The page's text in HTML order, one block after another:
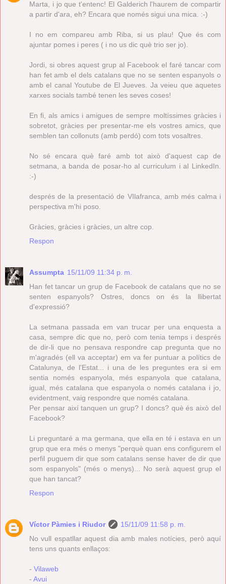
Marta, i jo que t'entenc! El Galderich l'haurem de compartir
a partir d'ara, eh? Encara que només sigui una mica. :-)
I no em compareu amb Riba, si us plau! Que és com
ajuntar pomes i peres ( i no us dic què trio ser jo).
Jordi, si obres aquest grup al Facebook el faré tancar com
han fet amb el dels catalans que no se senten espanyols o
amb el canal Youtube de El Jueves. Ja veieu que aquetes
xarxes socials també tenen les seves coses!
En fi, als amics i amigues de sempre moltíssimes gràcies i
sobretot, gràcies per presentar-me els vostres amics, que
semblen tan collonuts (amb perdó) com tots vosaltres.
No sé encara què faré amb tot això d'aquest cap de
setmana, a banda de posar-ho al curriculum i al LinkedIn.
:-)
després de la presentació de VIlafranca, amb més calma i
perspectiva m'hi poso.
Gràcies, gràcies i gràcies, un altre cop.
Respon
Assumpta 15/11/09 11:34 p. m.
Han fet tancar un grup de Facebook de catalans que no se
senten espanyols? Ostres, doncs on és la llibertat
d'expressió?
La setmana passada em van trucar per una enquesta a
casa, sempre dic que no, però com tenia temps i després
de dir-li que no pensava respondre cap pregunta que no
m'agradés (ell va acceptar) em va fer puntuar a polítics de
Catalunya, de l'Estat... i una de les preguntes era si em
sentia només espanyola, més espanyola que catalana,
igual, més catalana que espanyola o només catalana i jo,
evidentment, vaig respondre que només catalana.
Per pensar així tanquen un grup? I doncs? què és això del
Facebook?
Li preguntaré a ma germana, que ella en té i estava en un
grup que era més o menys "perquè quan ens configurem el
perfil puguem dir que som catalans sense haver de dir que
som espanyols" (més o menys)... No serà aquest grup el
que han tancat?
Respon
Víctor Pàmies i Riudor
15/11/09 11:58 p. m.
No vull espatllar aquest dia amb males notícies, però aquí
tens uns quants enllaços:
- Vilaweb
- Avui